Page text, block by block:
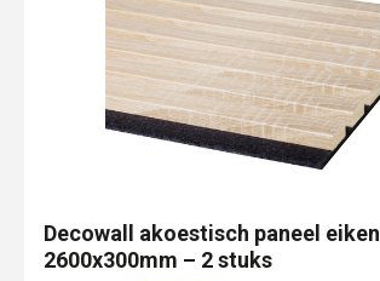
Decowall akoestisch paneel eiken
2600x300mm – 2 stuks